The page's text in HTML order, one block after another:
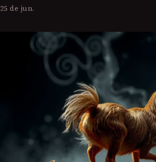
25 de jun.